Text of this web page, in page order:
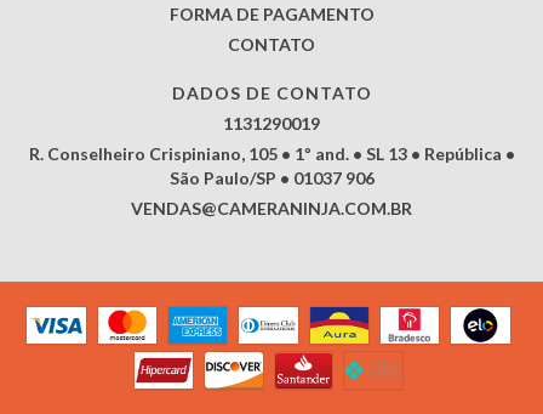
FORMA DE PAGAMENTO
CONTATO
DADOS DE CONTATO
1131290019
R. Conselheiro Crispiniano, 105 • 1º and. • SL 13 • República •
São Paulo/SP • 01037 906
VENDAS@CAMERANINJA.COM.BR